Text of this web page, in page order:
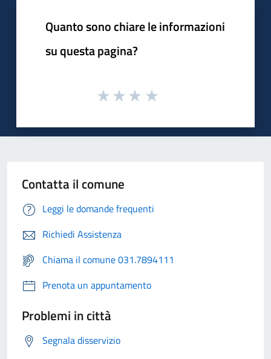
Quanto sono chiare le informazioni
su questa pagina?
Contatta il comune
Leggi le domande frequenti
Richiedi Assistenza
Chiama il comune 031.7894111
Prenota un appuntamento
Problemi in città
Segnala disservizio